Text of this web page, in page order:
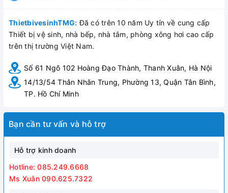
ThietbivesinhTMG: Đã có trên 10 năm Uy tín về cung cấp
Thiết bị vệ sinh, nhà bếp, nhà tắm, phòng xông hơi cao cấp
trên thị trường Việt Nam.
Số 61 Ngõ 102 Hoàng Đạo Thành, Thanh Xuân, Hà Nội
14/13/54 Thân Nhân Trung, Phường 13, Quận Tân Bình,
TP. Hồ Chí Minh
Bạn cần tư vấn và hỗ trợ
Hỗ trợ kinh doanh
Hotline: 085.249.6668
Ms Xuân 090.625.7322